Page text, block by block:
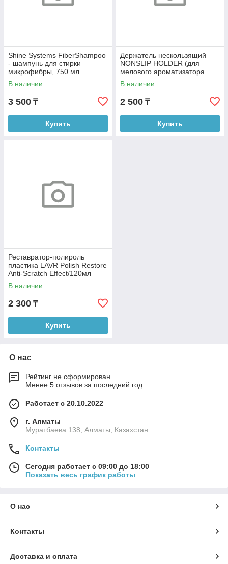
Shine Systems FiberShampoo
- шампунь для стирки
микрофибры, 750 мл
В наличии
3 500 ₸
Купить
Держатель нескользящий
NONSLIP HOLDER (для
мелового ароматизатора
SPIRIT REFILL)арт X.д
В наличии
2 500 ₸
Купить
Реставратор-полироль
пластика LAVR Polish Restore
Anti-Scratch Effect/120мл
Ln1459-L
В наличии
2 300 ₸
Купить
О нас
Рейтинг не сформирован
Менее 5 отзывов за последний год
Работает с 20.10.2022
г. Алматы
Муратбаева 138, Алматы, Казахстан
Контакты
Сегодня работает с 09:00 до 18:00
Показать весь график работы
О нас
Контакты
Доставка и оплата